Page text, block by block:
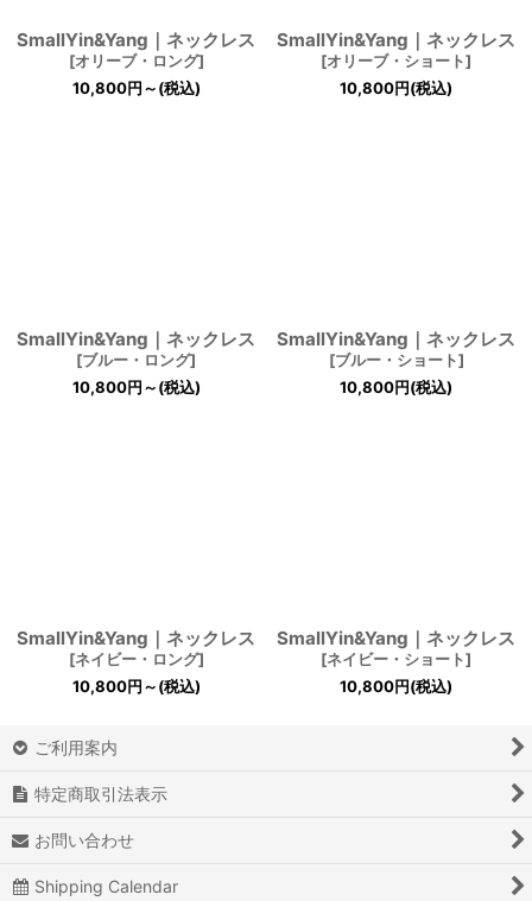
SmallYin&Yang｜ネックレス
[オリーブ・ロング]
10,800円～(税込)
SmallYin&Yang｜ネックレス
[オリーブ・ショート]
10,800円(税込)
SmallYin&Yang｜ネックレス
[ブルー・ロング]
10,800円～(税込)
SmallYin&Yang｜ネックレス
[ブルー・ショート]
10,800円(税込)
SmallYin&Yang｜ネックレス
[ネイビー・ロング]
10,800円～(税込)
SmallYin&Yang｜ネックレス
[ネイビー・ショート]
10,800円(税込)
ご利用案内
特定商取引法表示
お問い合わせ
Shipping Calendar